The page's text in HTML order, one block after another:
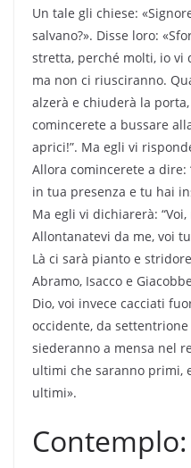
Un tale gli chiese:
salvano?». Disse loro:
stretta, perché molti, io vi
ma non ci riusciranno.
alzerà e chiuderà la
comincerete a bussare
aprici!”. Ma egli vi
Allora comincerete a dire:
in tua presenza e tu hai
Ma egli vi dichiarerà:
Allontanatevi da me, voi
Là ci sarà pianto e
Abramo, Isacco e
Dio, voi invece cacciati
occidente, da
siederanno a mensa nel
ultimi che saranno primi,
ultimi».
Contemplo: